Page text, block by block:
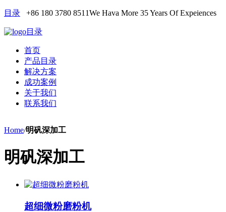
目录 +86 180 3780 8511We Hava More 35 Years Of Expeiences
目录
首页
产品目录
解决方案
成功案例
关于我们
联系我们
Home/明矾深加工
明矾深加工
超细微粉磨粉机